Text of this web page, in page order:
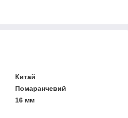
Китай
Помаранчевий
16 мм